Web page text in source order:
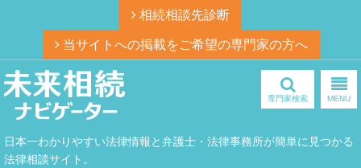
相続相談先診断
当サイトへの掲載をご希望の専門家の方へ
日本一わかりやすい法律情報と弁護士・法律事務所が簡単に見つかる
法律相談サイト。
専門家検索 MENU